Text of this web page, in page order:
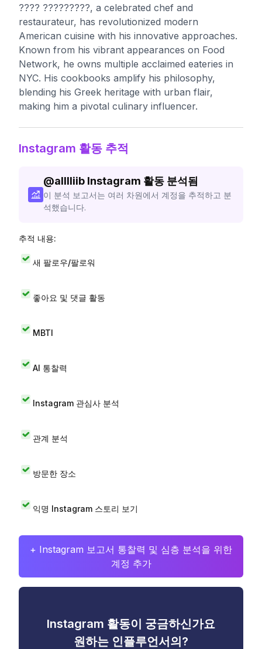
???? ?????????, a celebrated chef and
restaurateur, has revolutionized modern
American cuisine with his innovative approaches.
Known from his vibrant appearances on Food
Network, he owns multiple acclaimed eateries in
NYC. His cookbooks amplify his philosophy,
blending his Greek heritage with urban flair,
making him a pivotal culinary influencer.
Instagram 활동 추적
@alllliib Instagram 활동 분석됨
이 분석 보고서는 여러 차원에서 계정을 추적하고 분
석했습니다.
추적 내용:
새 팔로우/팔로워
좋아요 및 댓글 활동
MBTI
AI 통찰력
Instagram 관심사 분석
관계 분석
방문한 장소
익명 Instagram 스토리 보기
+ Instagram 보고서 통찰력 및 심층 분석을 위한
계정 추가
Instagram 활동이 궁금하신가요
원하는 인플루언서의?